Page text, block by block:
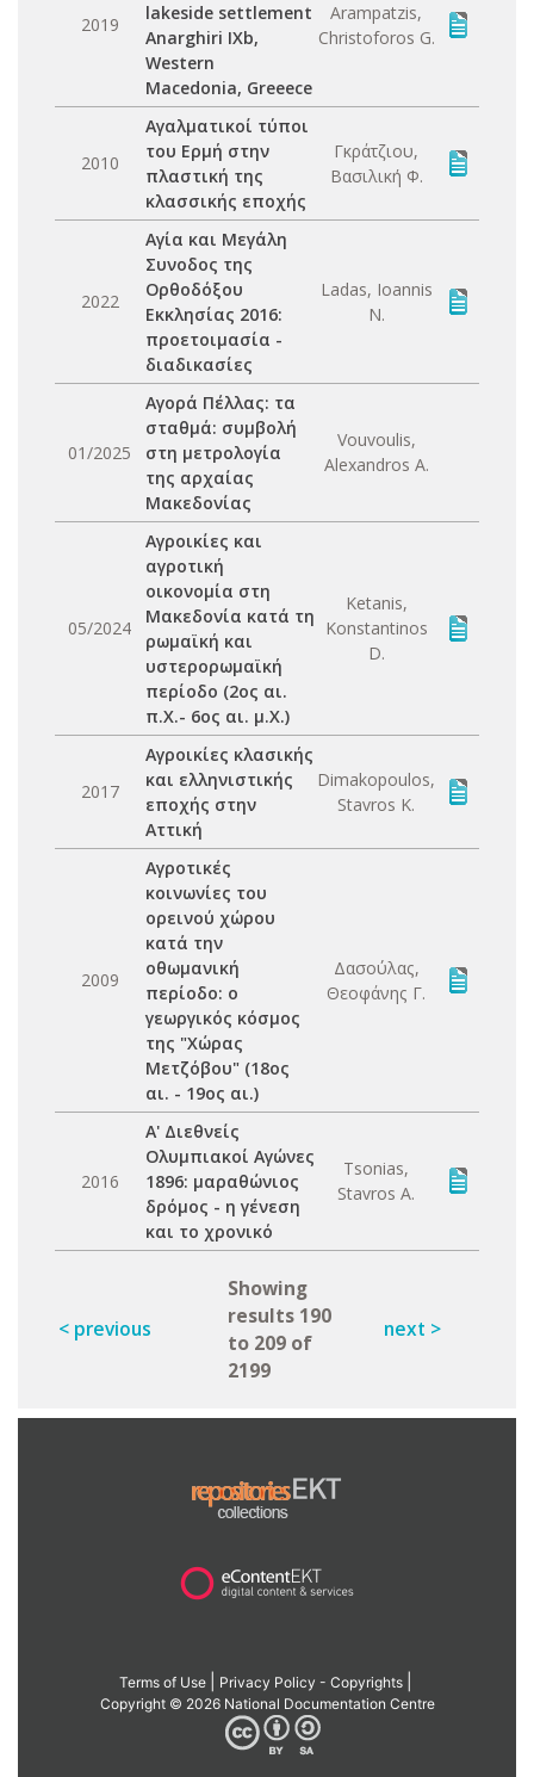
2019
lakeside settlement
Anarghiri IXb,
Western
Macedonia, Greeece
Arampatzis,
Christoforos G.
2010
Αγαλματικοί τύποι
του Ερμή στην
πλαστική της
κλασσικής εποχής
Γκράτζιου,
Βασιλική Φ.
2022
Αγία και Μεγάλη
Συνοδος της
Ορθοδόξου
Εκκλησίας 2016:
προετοιμασία -
διαδικασίες
Ladas, Ioannis
N.
01/2025
Αγορά Πέλλας: τα
σταθμά: συμβολή
στη μετρολογία
της αρχαίας
Μακεδονίας
Vouvoulis,
Alexandros A.
05/2024
Αγροικίες και
αγροτική
οικονομία στη
Μακεδονία κατά τη
ρωμαϊκή και
υστερορωμαϊκή
περίοδο (2ος αι.
π.Χ.- 6ος αι. μ.Χ.)
Ketanis,
Konstantinos
D.
2017
Αγροικίες κλασικής
και ελληνιστικής
εποχής στην
Αττική
Dimakopoulos,
Stavros K.
2009
Αγροτικές
κοινωνίες του
ορεινού χώρου
κατά την
οθωμανική
περίοδο: ο
γεωργικός κόσμος
της "Χώρας
Μετζόβου" (18ος
αι. - 19ος αι.)
Δασούλας,
Θεοφάνης Γ.
2016
Α' Διεθνείς
Ολυμπιακοί Αγώνες
1896: μαραθώνιος
δρόμος - η γένεση
και το χρονικό
Tsonias,
Stavros A.
< previous
Showing
results 190
to 209 of
2199
next >